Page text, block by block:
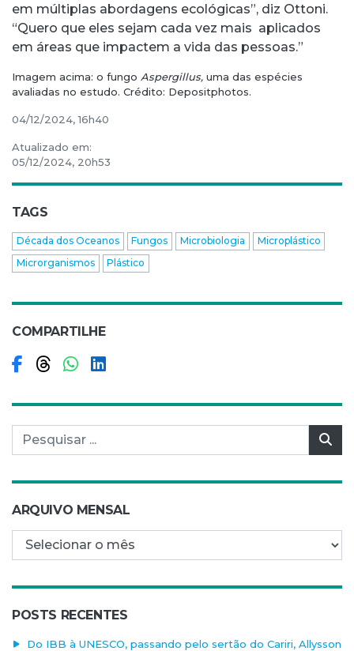
em múltiplas abordagens ecológicas”, diz Ottoni.
“Quero que eles sejam cada vez mais aplicados
em áreas que impactem a vida das pessoas.”
Imagem acima: o fungo Aspergillus, uma das espécies
avaliadas no estudo. Crédito: Depositphotos.
04/12/2024, 16h40
Atualizado em:
05/12/2024, 20h53
TAGS
Década dos Oceanos Fungos Microbiologia
Microplástico
Microrganismos
Plástico
COMPARTILHE
Compartilhar no Facebook
Compartilhar no Threads
Compartilhar no WhatsApp
Compartilhar no LinkedIn
Pesquisar por:
ARQUIVO MENSAL
Arquivo mensal
POSTS RECENTES
Do IBB à UNESCO, passando pelo sertão do Cariri, Allysson